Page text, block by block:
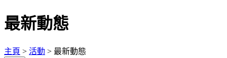
最新動態
主頁 > 活動 > 最新動態